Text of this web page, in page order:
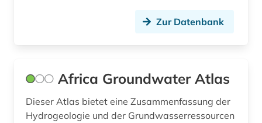
building information modeling (1)
bunker (1)
china (3)
Zur Datenbank
Africa Groundwater Atlas
Dieser Atlas bietet eine Zusammenfassung der
Hydrogeologie und der Grundwasserressourcen